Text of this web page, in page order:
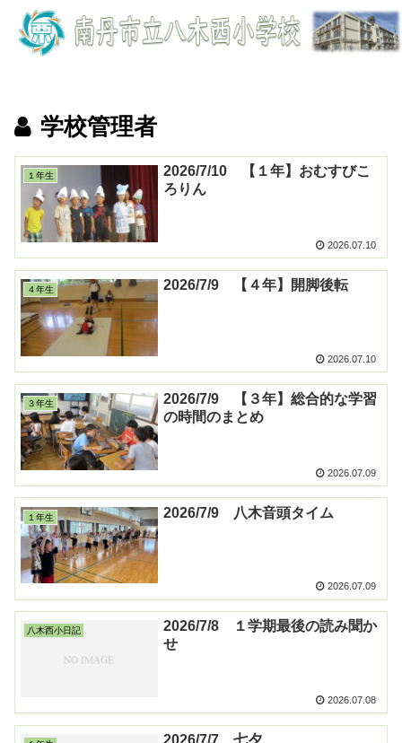
学校管理者
１年生
2026/7/10 【１年】おむすびこ
ろりん
2026.07.10
４年生 2026/7/9 【４年】開脚後転
2026.07.10
３年生
2026/7/9 【３年】総合的な学習
の時間のまとめ
2026.07.09
１年生 2026/7/9 八木音頭タイム
2026.07.09
八木西小日記
2026/7/8 １学期最後の読み聞か
せ
2026.07.08